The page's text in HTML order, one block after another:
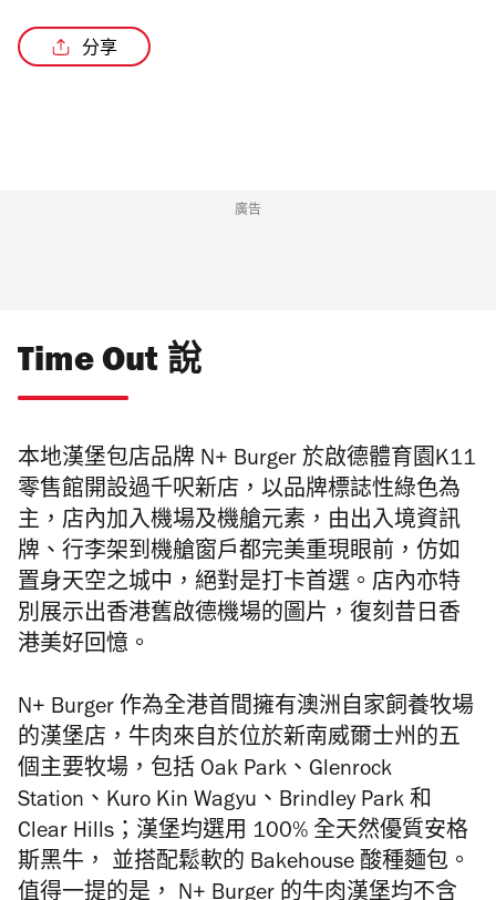
分享
廣告
Time Out 說
本地漢堡包店品牌 N+ Burger 於啟德體育園K11
零售館開設過千呎新店，以品牌標誌性綠色為
主，店內加入機場及機艙元素，由出入境資訊
牌、行李架到機艙窗戶都完美重現眼前，仿如
置身天空之城中，絕對是打卡首選。店內亦特
別展示出香港舊啟德機場的圖片，復刻昔日香
港美好回憶。
N+ Burger 作為全港首間擁有澳洲自家飼養牧場
的漢堡店，牛肉來自於位於新南威爾士州的五
個主要牧場，包括 Oak Park、Glenrock
Station、Kuro Kin Wagyu、Brindley Park 和
Clear Hills；漢堡均選用 100% 全天然優質安格
斯黑牛， 並搭配鬆軟的 Bakehouse 酸種麵包。